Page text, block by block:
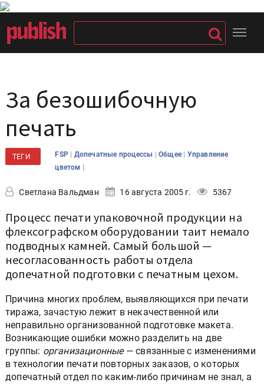
За безошибочную
печать
ТЕГИ FSP | Допечатные процессы |Общее | Управление
цветом |
Светлана Вальдман 16 августа 2005 г. 5367
Процесс печати упаковочной продукции на
флексографском оборудовании таит немало
подводных камней. Самый большой —
несогласованность работы отдела
допечатной подготовки с печатным цехом.
Причина многих проблем, выявляющихся при печати
тиража, зачастую лежит в некачественной или
неправильно организованной подготовке макета.
Возникающие ошибки можно разделить на две
группы: организационные — связанные с изменениями
в технологии печати повторных заказов, о которых
допечатный отдел по каким-либо причинам не знал, а